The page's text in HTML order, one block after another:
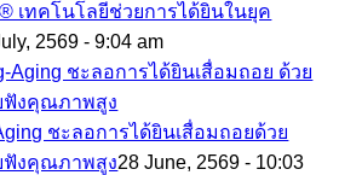
เทคโนโลยีช่วยการได้ยินในยุค
2569 - 9:04 am
ชะลอการได้ยินเสื่อมถอยด้วย
ฟังคุณภาพสูง28 June, 2569 - 10:03